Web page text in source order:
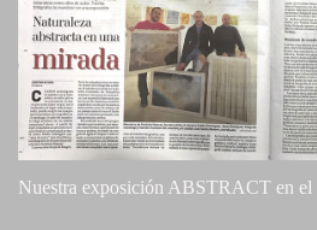
Nuestra exposición ABSTRACT en